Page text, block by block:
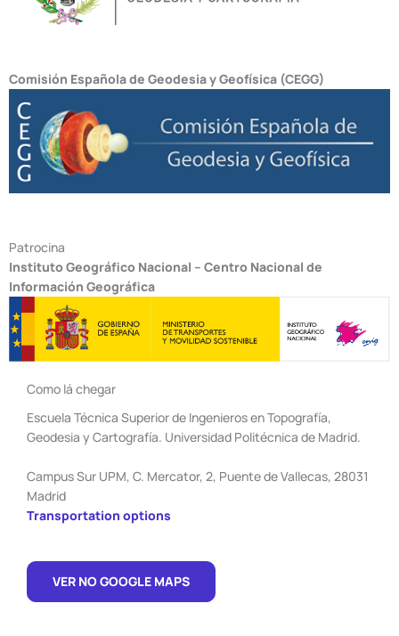
Comisión Española de Geodesia y Geofísica (CEGG)
Patrocina
Instituto Geográfico Nacional – Centro Nacional de
Información Geográfica
Como lá chegar
Escuela Técnica Superior de Ingenieros en Topografía,
Geodesia y Cartografía. Universidad Politécnica de Madrid.
Campus Sur UPM, C. Mercator, 2, Puente de Vallecas, 28031
Madrid
Transportation options
VER NO GOOGLE MAPS